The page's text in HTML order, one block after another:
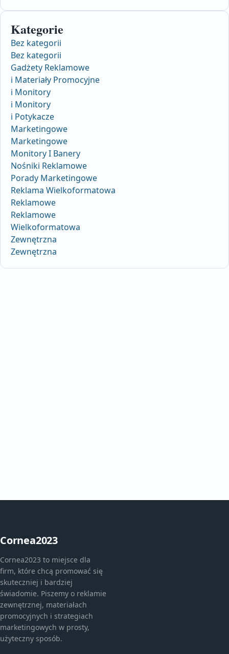
Kategorie
Bez kategorii
Bez kategorii
Gadżety Reklamowe
i Materiały Promocyjne
i Monitory
i Monitory
i Potykacze
Marketingowe
Marketingowe
Monitory I Banery
Nośniki Reklamowe
Porady Marketingowe
Reklama Wielkoformatowa
Reklamowe
Reklamowe
Wielkoformatowa
Zewnętrzna
Zewnętrzna
Cornea2023
Cornea2023 to miejsce dla
firm, które chcą promować się
skuteczniej i bardziej
świadomie. Piszemy o reklamie
zewnętrznej, materiałach
promocyjnych i strategiach
marketingowych w prosty,
użyteczny sposób.